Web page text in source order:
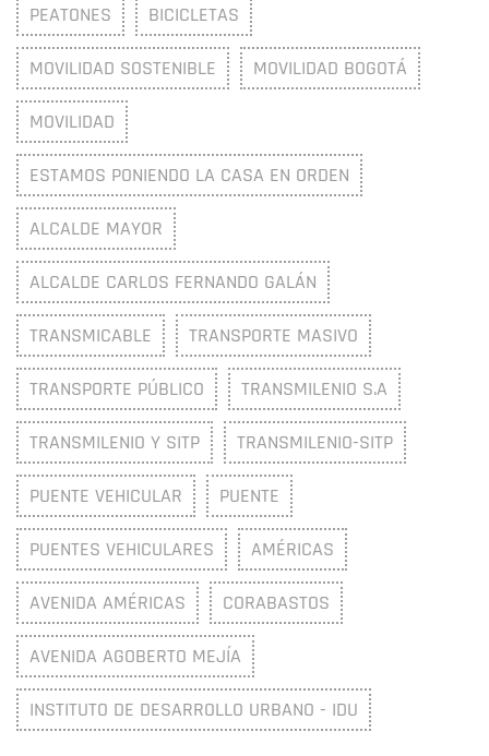
PEATONES BICICLETAS
MOVILIDAD SOSTENIBLE MOVILIDAD BOGOTÁ
MOVILIDAD
ESTAMOS PONIENDO LA CASA EN ORDEN
ALCALDE MAYOR
ALCALDE CARLOS FERNANDO GALÁN
TRANSMICABLE TRANSPORTE MASIVO
TRANSPORTE PÚBLICO TRANSMILENIO S.A
TRANSMILENIO Y SITP TRANSMILENIO-SITP
PUENTE VEHICULAR PUENTE
PUENTES VEHICULARES AMÉRICAS
AVENIDA AMÉRICAS CORABASTOS
AVENIDA AGOBERTO MEJÍA
INSTITUTO DE DESARROLLO URBANO - IDU